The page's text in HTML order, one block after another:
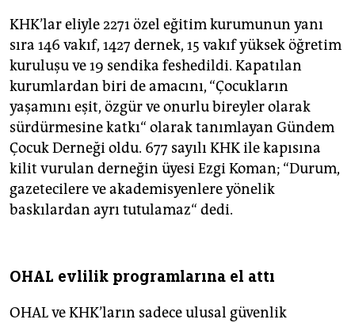
KHK’lar eliyle 2271 özel eğitim kurumunun yanı
sıra 146 vakıf, 1427 dernek, 15 vakıf yüksek öğretim
kuruluşu ve 19 sendika feshedildi. Kapatılan
kurumlardan biri de amacını, “Çocukların
yaşamını eşit, özgür ve onurlu bireyler olarak
sürdürmesine katkı“ olarak tanımlayan Gündem
Çocuk Derneği oldu. 677 sayılı KHK ile kapısına
kilit vurulan derneğin üyesi Ezgi Koman; “Durum,
gazetecilere ve akademisyenlere yönelik
baskılardan ayrı tutulamaz“ dedi.
OHAL evlilik programlarına el attı
OHAL ve KHK’ların sadece ulusal güvenlik